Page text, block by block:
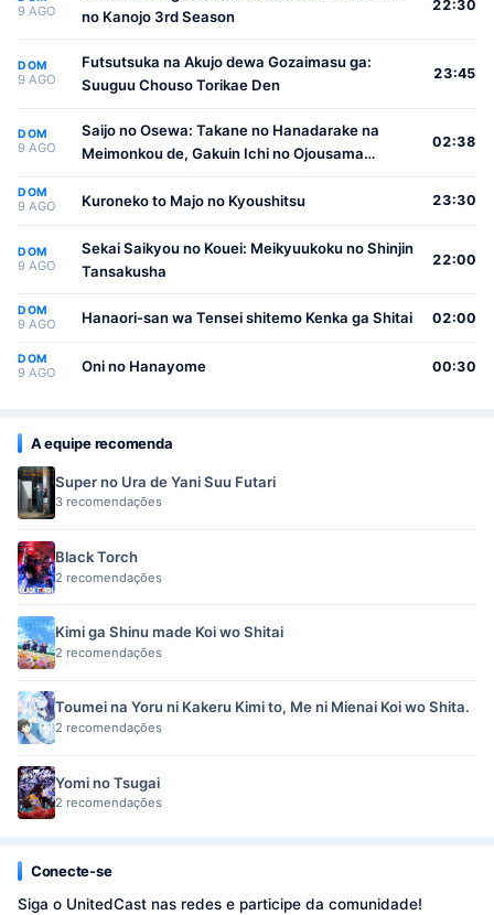
9 AGO
no Kanojo 3rd Season
22:30
DOM
9 AGO
Futsutsuka na Akujo dewa Gozaimasu ga:
Suuguu Chouso Torikae Den
23:45
DOM
9 AGO
Saijo no Osewa: Takane no Hanadarake na
Meimonkou de, Gakuin Ichi no Ojousama
Osewa suru Koto ni Narimashita
02:38
DOM
9 AGO Kuroneko to Majo no Kyoushitsu 23:30
DOM
9 AGO
Sekai Saikyou no Kouei: Meikyuukoku no Shinjin
Tansakusha
22:00
DOM
9 AGO Hanaori-san wa Tensei shitemo Kenka ga Shitai 02:00
DOM
9 AGO Oni no Hanayome 00:30
A equipe recomenda
Super no Ura de Yani Suu Futari
3 recomendações
Black Torch
2 recomendações
Kimi ga Shinu made Koi wo Shitai
2 recomendações
Toumei na Yoru ni Kakeru Kimi to, Me ni Mienai Koi wo Shita.
2 recomendações
Yomi no Tsugai
2 recomendações
Conecte-se
Siga o UnitedCast nas redes e participe da comunidade!